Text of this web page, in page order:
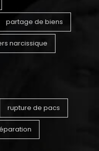
partage de biens
narcissique
rupture de pacs